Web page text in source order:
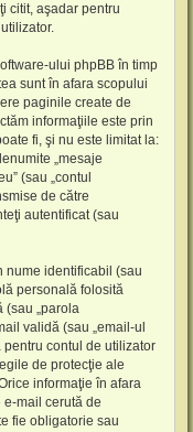
citit, aşadar pentru
ului phpBB în timp
sunt în afara scopului
paginile create de
informaţiile este prin
fi, şi nu este limitat la:
„mesaje
(sau „contul
de către
autentificat (sau
nume identificabil (sau
personală folosită
(sau „parola
validă (sau „email-ul
pentru contul de utilizator
de protecţie ale
informaţie în afara
mail cerută de
fie obligatorie sau